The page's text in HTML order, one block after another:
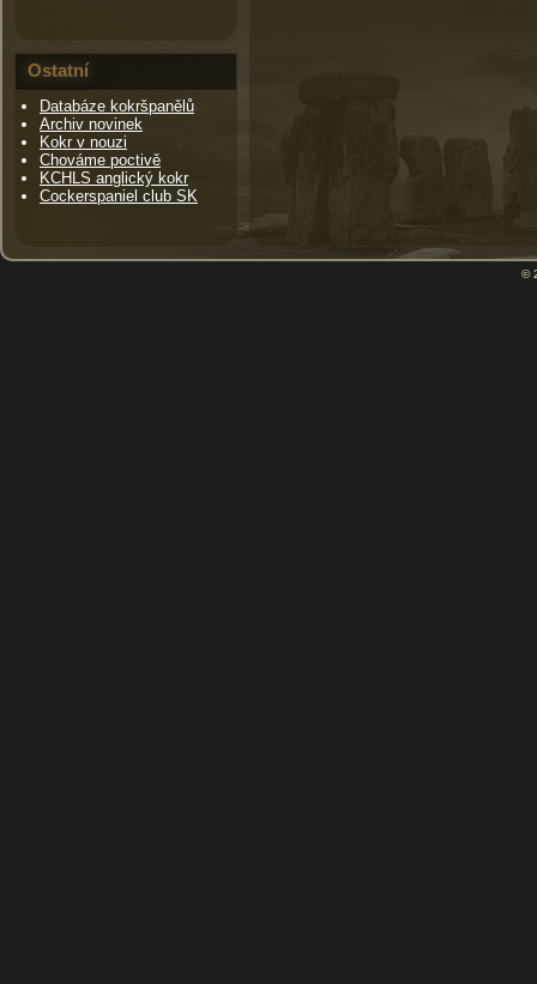
Ostatní
Databáze kokršpanělů
Archiv novinek
Kokr v nouzi
Chováme poctivě
KCHLS anglický kokr
Cockerspaniel club SK
©